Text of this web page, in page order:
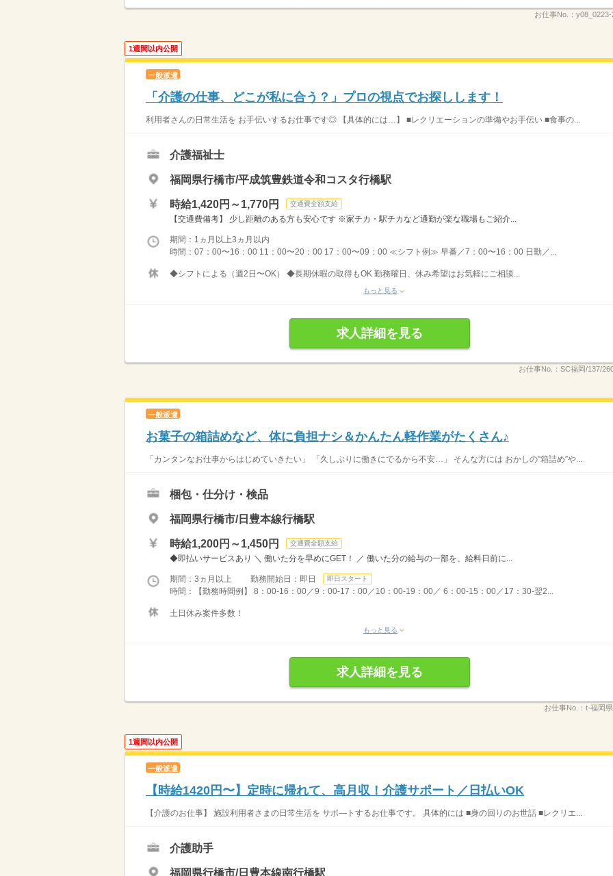
お仕事No.：
1週間以内公開
一般派遣
「介護の仕事、どこが私に合う？」プロの視点でお探しします！
利用者さんの日常生活を お手伝いするお仕事です◎ 【具体的には…】 ■レクリエーションの準備やお手伝い ■食事の...
介護福祉士
福岡県行橋市/平成筑豊鉄道令和コスタ行橋駅
時給1,420円～1,770円 交通費全額支給
【交通費備考】 少し距離のある方も安心です ※家チカ・駅チカなど通勤が楽な職場もご紹介...
期間：1ヵ月以上3ヵ月以内
時間：07：00〜16：00 11：00〜20：00 17：00〜09：00 ≪シフト例≫ 早番／7：00〜16：00 日勤／...
◆シフトによる（週2日〜OK） ◆長期休暇の取得もOK 勤務曜日、休み希望はお気軽にご相談...
もっと見る
求人詳細を見る
お仕事No.： SC福岡/137/
一般派遣
お菓子の箱詰めなど、体に負担ナシ＆かんたん軽作業がたくさん♪
「カンタンなお仕事からはじめていきたい」 「久しぶりに働きにでるから不安…」 そんな方には おかしの”箱詰め”や...
梱包・仕分け・検品
福岡県行橋市/日豊本線行橋駅
時給1,200円～1,450円 交通費全額支給
◆即払いサービスあり ＼ 働いた分を早めにGET！ ／ 働いた分の給与の一部を、給料日前に...
期間：3ヵ月以上 勤務開始日：即日 即日スタート
時間：【勤務時間例】 8：00-16：00／9：00-17：00／10：00-19：00／ 6：00-15：00／17：30-翌2...
土日休み案件多数！
もっと見る
求人詳細を見る
お仕事No.： t-福岡
1週間以内公開
一般派遣
【時給1420円〜】定時に帰れて、高月収！介護サポート／日払いOK
【介護のお仕事】 施設利用者さまの日常生活を サポ―トするお仕事です。 具体的には ■身の回りのお世話 ■レクリエ...
介護助手
福岡県行橋市/日豊本線南行橋駅